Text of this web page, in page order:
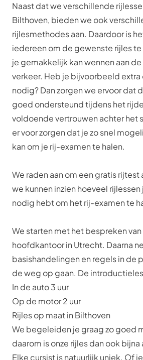
Naast dat we verschillende
Bilthoven, bieden we ook
rijlesmethodes aan. Daardoor is
iedereen om de gewenste rijles
je gemakkelijk kan wennen aan
verkeer. Heb je bijvoorbeeld
nodig? Dan zorgen we ervoor dat
goed ondersteund tijdens het
voldoende vertrouwen achter het
er voor zorgen dat je zo snel
kan om je rij-examen te halen.
We raden aan om een gratis
we kunnen inzien hoeveel
nodig hebt om het rij-examen te
We starten met het bespreken
hoofdkantoor in Utrecht. Daarna
basishandelingen en regels in de
de weg op gaan. De
In de auto 3 uur
Op de motor 2 uur
Rijles op maat in Bilthoven
We begeleiden je graag zo goed
daarom is onze rijles dan ook
Elke cursist is natuurlijk uniek. Of